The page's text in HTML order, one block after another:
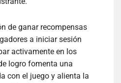
de ganar recompensas
a iniciar sesión
activamente en los
logro fomenta una
con el juego y alienta la